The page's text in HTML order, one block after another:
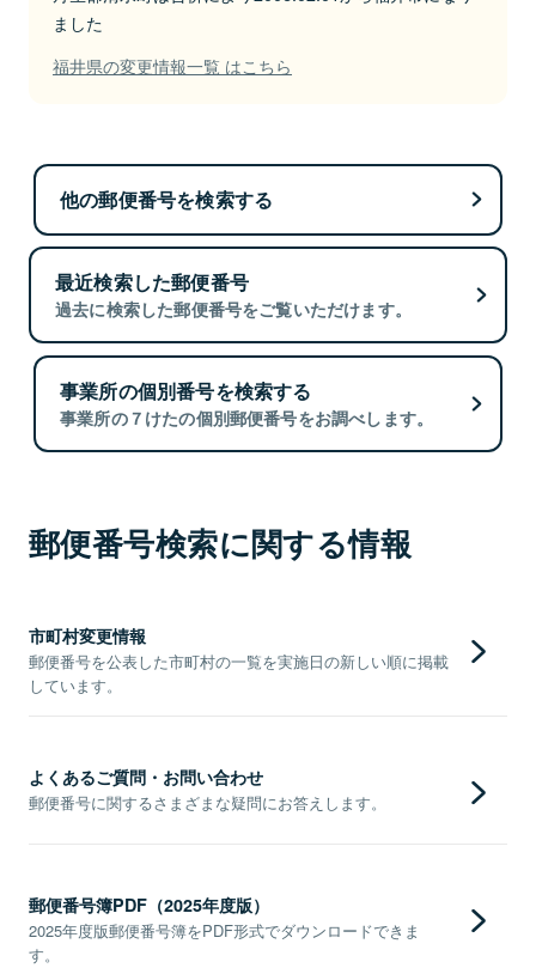
ました
福井県の変更情報一覧 はこちら
他の郵便番号を検索する
最近検索した郵便番号
過去に検索した郵便番号をご覧いただけます。
事業所の個別番号を検索する
事業所の７けたの個別郵便番号をお調べします。
郵便番号検索に関する情報
市町村変更情報
郵便番号を公表した市町村の一覧を実施日の新しい順に掲載
しています。
よくあるご質問・お問い合わせ
郵便番号に関するさまざまな疑問にお答えします。
郵便番号簿PDF（2025年度版）
2025年度版郵便番号簿をPDF形式でダウンロードできま
す。